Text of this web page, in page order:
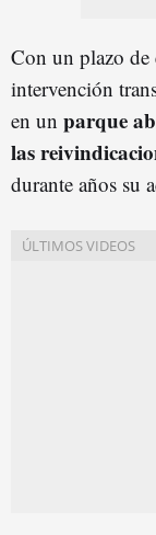
Con un plazo de
intervención
en un parque
las
durante años su